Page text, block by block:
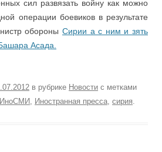
сил развязать войну как можно
операции боевиков в результате
обороны Сирии а с ним и зять
Асада.
в рубрике Новости с метками
ИноСМИ, Иностранная пресса, сирия.